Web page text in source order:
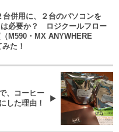
併用に、２台のパソコンを
必要か？ ロジクールフロー
M590・MX ANYWHERE
た！
、コーヒー
した理由！